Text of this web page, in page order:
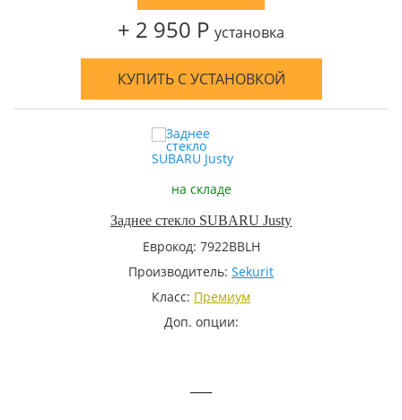
+ 2 950 Р установка
КУПИТЬ С УСТАНОВКОЙ
на складе
Заднее стекло SUBARU Justy
Еврокод: 7922BBLH
Производитель: Sekurit
Класс: Премиум
Доп. опции:
—